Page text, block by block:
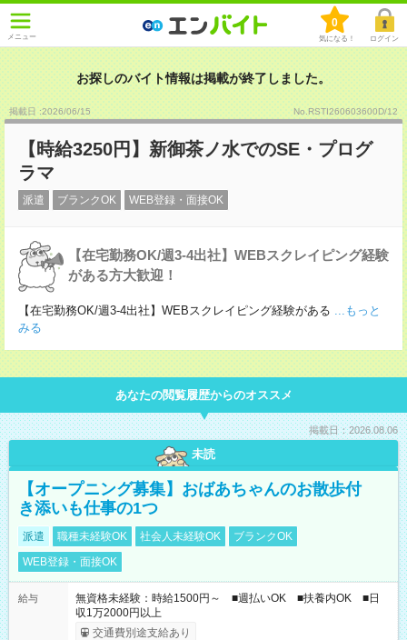
メニュー
0
気になる！ ログイン
お探しのバイト情報は掲載が終了しました。
掲載日 :2026/06/15 No.RSTI260603600D/12
【時給3250円】新御茶ノ水でのSE・プログ
ラマ
派遣 ブランクOK WEB登録・面接OK
【在宅勤務OK/週3-4出社】WEBスクレイピング経験
がある方大歓迎！
【在宅勤務OK/週3-4出社】WEBスクレイピング経験がある ...もっと
みる
あなたの閲覧履歴からのオススメ
掲載日：2026.08.06
未読
【オープニング募集】おばあちゃんのお散歩付
き添いも仕事の1つ
派遣 職種未経験OK 社会人未経験OK
ブランクOK
WEB登録・面接OK
給与
無資格未経験：時給1500円～ ■週払いOK ■扶養内OK ■日
収1万2000円以上
交通費別途支給あり